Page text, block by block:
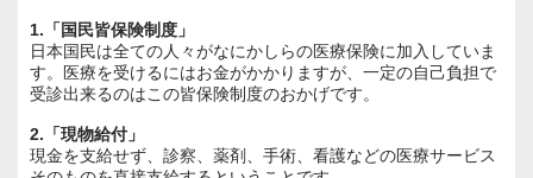
1.「国民皆保険制度」
日本国民は全ての人々がなにかしらの医療保険に加入していま
す。医療を受けるにはお金がかかりますが、一定の自己負担で
受診出来るのはこの皆保険制度のおかげです。
2.「現物給付」
現金を支給せず、診察、薬剤、手術、看護などの医療サービス